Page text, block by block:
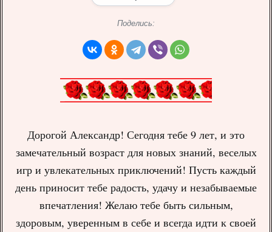
Поделись:
Дорогой Александр! Сегодня тебе 9 лет, и это
замечательный возраст для новых знаний, веселых
игр и увлекательных приключений! Пусть каждый
день приносит тебе радость, удачу и незабываемые
впечатления! Желаю тебе быть сильным,
здоровым, уверенным в себе и всегда идти к своей